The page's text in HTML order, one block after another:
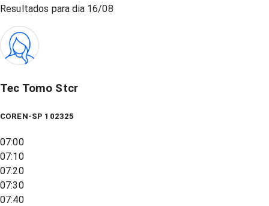
Resultados para dia 16/08
Tec Tomo Stcr
COREN-SP 102325
07:00
07:10
07:20
07:30
07:40